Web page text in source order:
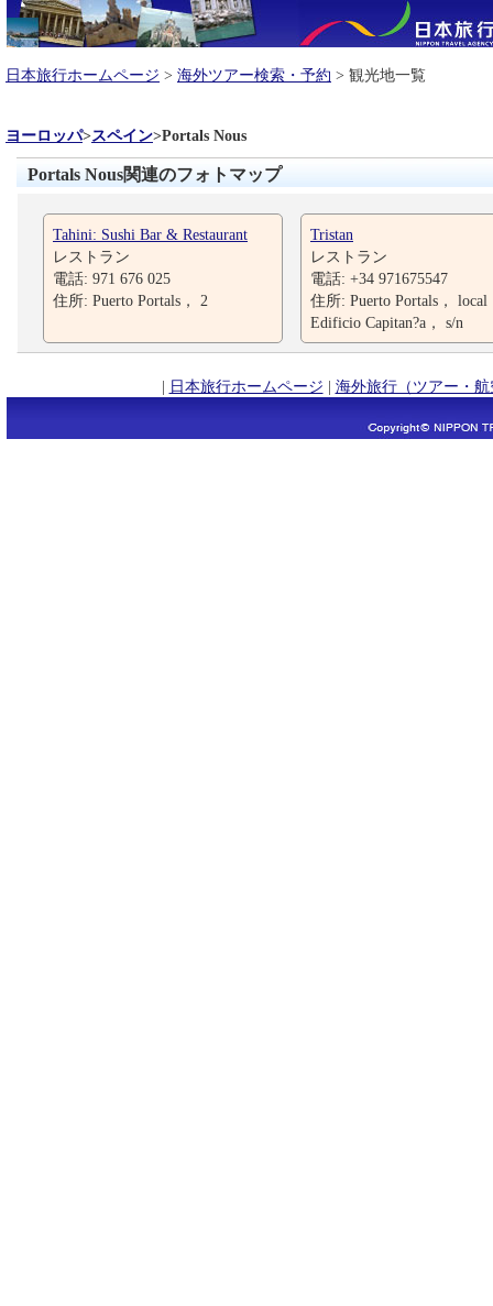
日本旅行ホームページ > 海外ツアー検索・予約 > 観光地一覧
ヨーロッパ>スペイン>Portals Nous
Portals Nous関連のフォトマップ
Tahini: Sushi Bar & Restaurant
レストラン
電話: 971 676 025
住所: Puerto Portals， 2
Tristan
レストラン
電話: +34 971675547
住所: Puerto Portals， local
Edificio Capitan?a， s/n
| 日本旅行ホームページ | 海外旅行（ツアー・航